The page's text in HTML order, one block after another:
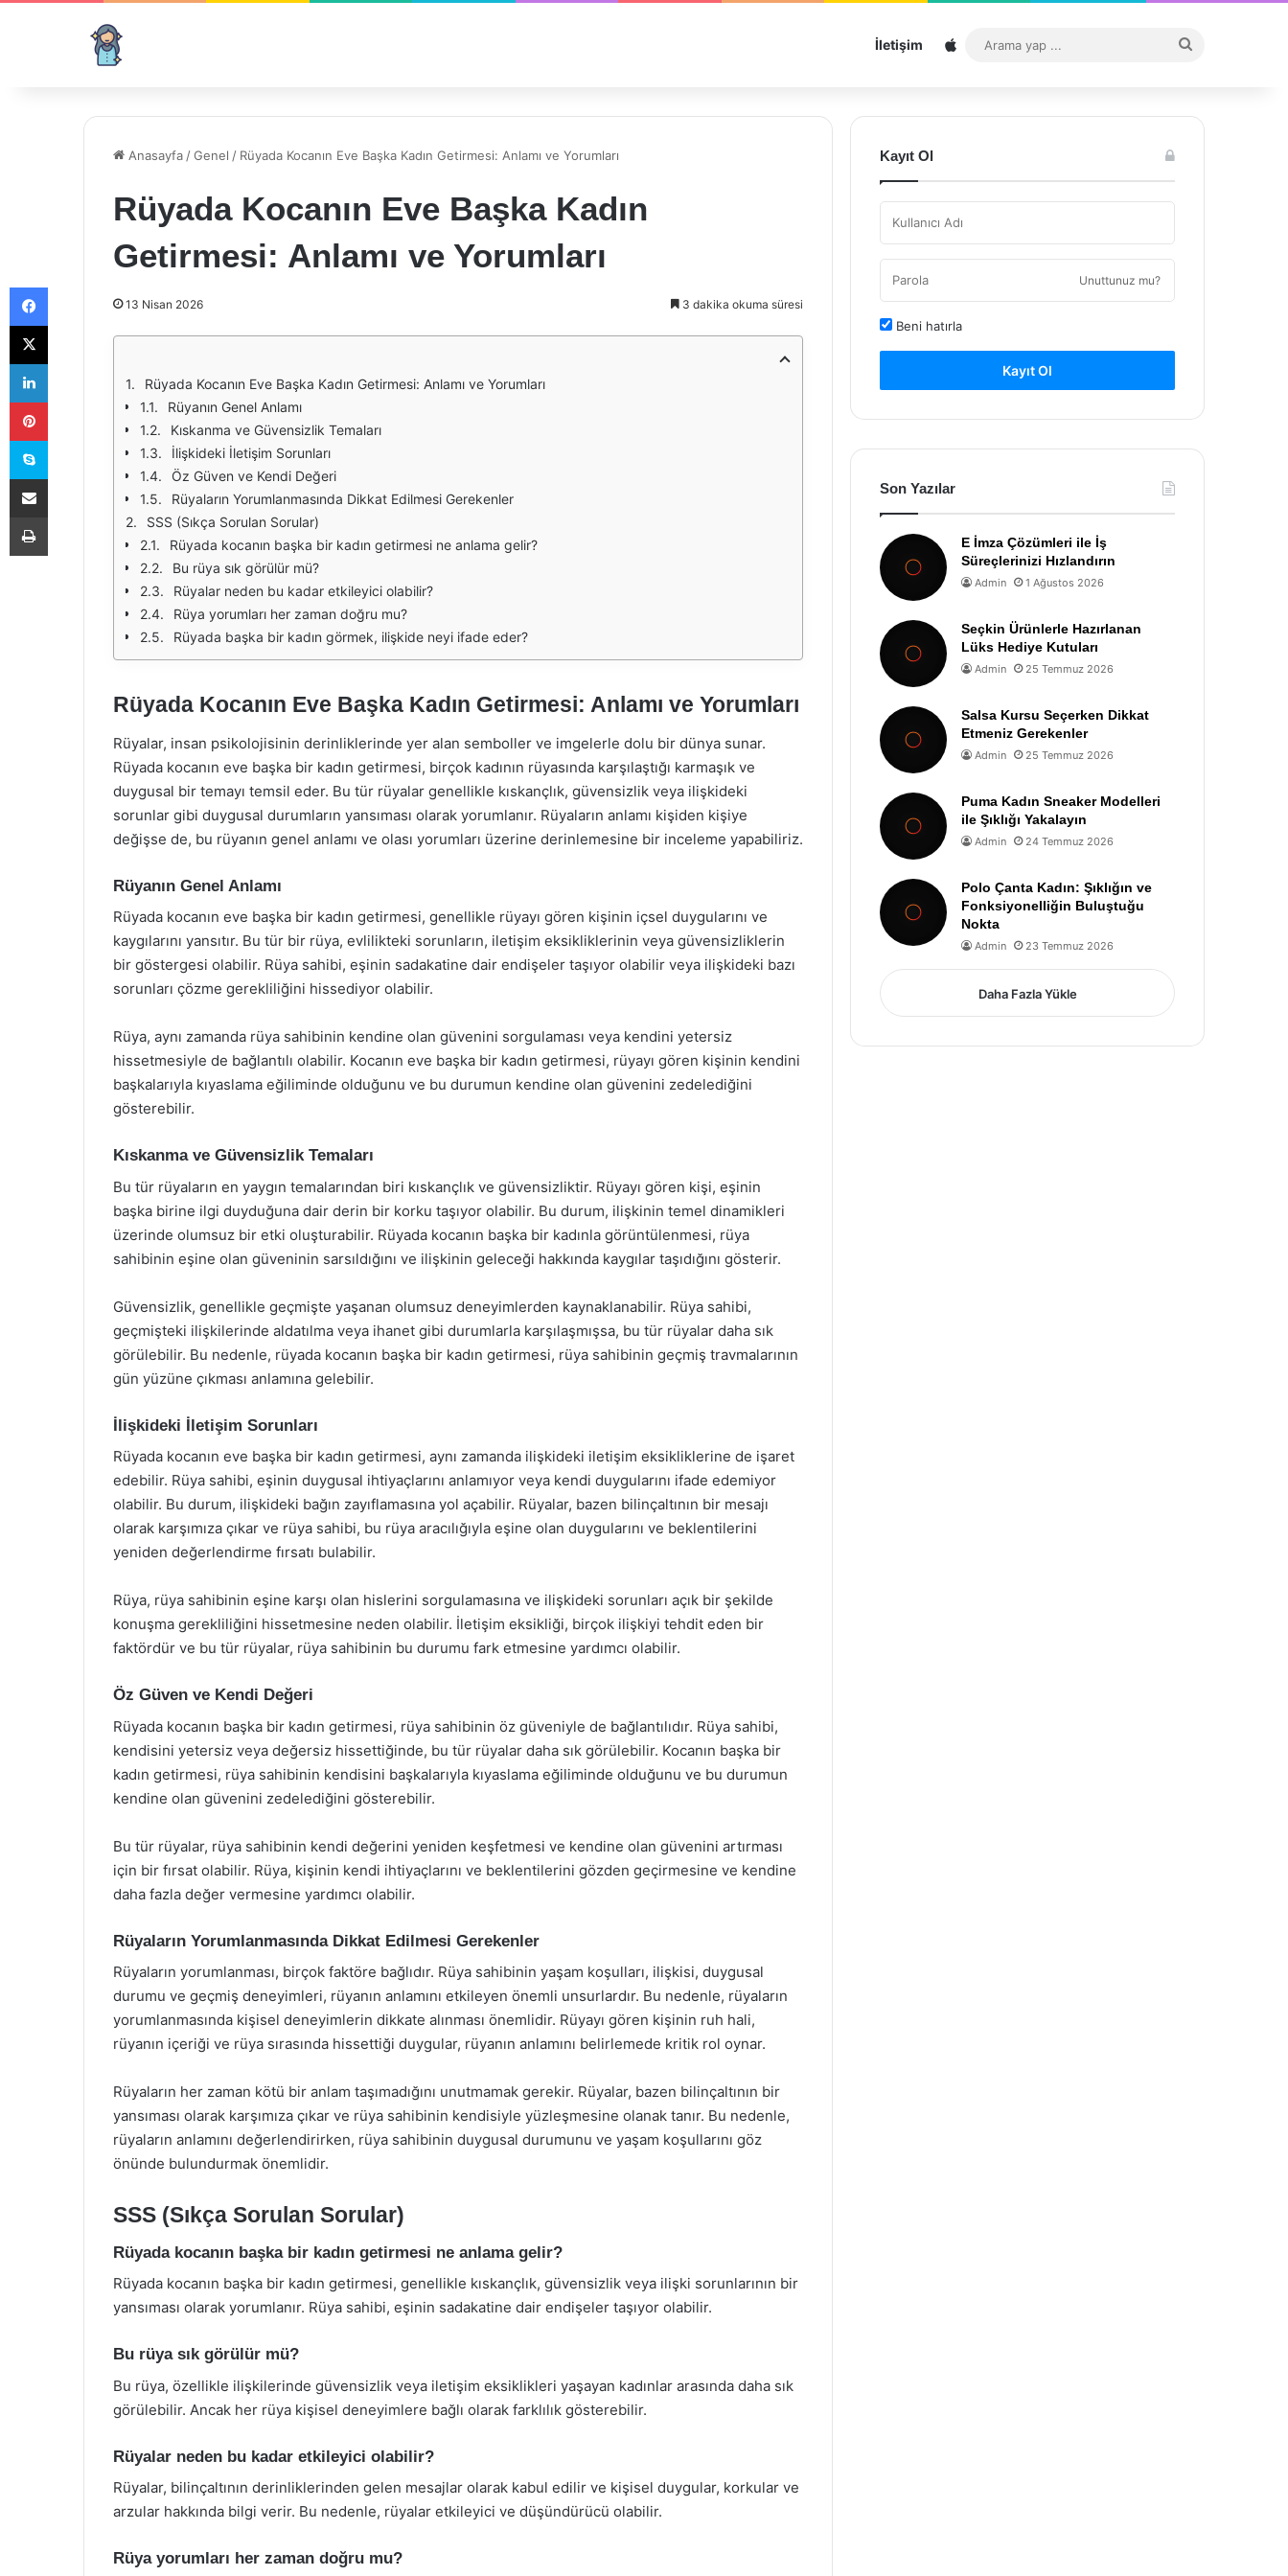
İletişim Sitemap
...
Anasayfa /Genel / Rüyada Kocanın Eve Başka Kadın Getirmesi: Anlamı ve Yorumları
Rüyada Kocanın Eve Başka Kadın
Getirmesi: Anlamı ve Yorumları
13 Nisan 2026 3 dakika okuma süresi
Rüyada Kocanın Eve Başka Kadın Getirmesi: Anlamı ve Yorumları
Rüyanın Genel Anlamı
Kıskanma ve Güvensizlik Temaları
İlişkideki İletişim Sorunları
Öz Güven ve Kendi Değeri
Rüyaların Yorumlanmasında Dikkat Edilmesi Gerekenler
SSS (Sıkça Sorulan Sorular)
Rüyada kocanın başka bir kadın getirmesi ne anlama gelir?
Bu rüya sık görülür mü?
Rüyalar neden bu kadar etkileyici olabilir?
Rüya yorumları her zaman doğru mu?
Rüyada başka bir kadın görmek, ilişkide neyi ifade eder?
Rüyada Kocanın Eve Başka Kadın Getirmesi: Anlamı ve Yorumları
Rüyalar, insan psikolojisinin derinliklerinde yer alan semboller ve imgelerle dolu bir dünya sunar.
Rüyada kocanın eve başka bir kadın getirmesi, birçok kadının rüyasında karşılaştığı karmaşık ve
duygusal bir temayı temsil eder. Bu tür rüyalar genellikle kıskançlık, güvensizlik veya ilişkideki
sorunlar gibi duygusal durumların yansıması olarak yorumlanır. Rüyaların anlamı kişiden kişiye
değişse de, bu rüyanın genel anlamı ve olası yorumları üzerine derinlemesine bir inceleme yapabiliriz.
Rüyanın Genel Anlamı
Rüyada kocanın eve başka bir kadın getirmesi, genellikle rüyayı gören kişinin içsel duygularını ve
kaygılarını yansıtır. Bu tür bir rüya, evlilikteki sorunların, iletişim eksikliklerinin veya güvensizliklerin
bir göstergesi olabilir. Rüya sahibi, eşinin sadakatine dair endişeler taşıyor olabilir veya ilişkideki bazı
sorunları çözme gerekliliğini hissediyor olabilir.
Rüya, aynı zamanda rüya sahibinin kendine olan güvenini sorgulaması veya kendini yetersiz
hissetmesiyle de bağlantılı olabilir. Kocanın eve başka bir kadın getirmesi, rüyayı gören kişinin kendini
başkalarıyla kıyaslama eğiliminde olduğunu ve bu durumun kendine olan güvenini zedelediğini
gösterebilir.
Kıskanma ve Güvensizlik Temaları
Bu tür rüyaların en yaygın temalarından biri kıskançlık ve güvensizliktir. Rüyayı gören kişi, eşinin
başka birine ilgi duyduğuna dair derin bir korku taşıyor olabilir. Bu durum, ilişkinin temel dinamikleri
üzerinde olumsuz bir etki oluşturabilir. Rüyada kocanın başka bir kadınla görüntülenmesi, rüya
sahibinin eşine olan güveninin sarsıldığını ve ilişkinin geleceği hakkında kaygılar taşıdığını gösterir.
Güvensizlik, genellikle geçmişte yaşanan olumsuz deneyimlerden kaynaklanabilir. Rüya sahibi,
geçmişteki ilişkilerinde aldatılma veya ihanet gibi durumlarla karşılaşmışsa, bu tür rüyalar daha sık
görülebilir. Bu nedenle, rüyada kocanın başka bir kadın getirmesi, rüya sahibinin geçmiş travmalarının
gün yüzüne çıkması anlamına gelebilir.
İlişkideki İletişim Sorunları
Rüyada kocanın eve başka bir kadın getirmesi, aynı zamanda ilişkideki iletişim eksikliklerine de işaret
edebilir. Rüya sahibi, eşinin duygusal ihtiyaçlarını anlamıyor veya kendi duygularını ifade edemiyor
olabilir. Bu durum, ilişkideki bağın zayıflamasına yol açabilir. Rüyalar, bazen bilinçaltının bir mesajı
olarak karşımıza çıkar ve rüya sahibi, bu rüya aracılığıyla eşine olan duygularını ve beklentilerini
yeniden değerlendirme fırsatı bulabilir.
Rüya, rüya sahibinin eşine karşı olan hislerini sorgulamasına ve ilişkideki sorunları açık bir şekilde
konuşma gerekliliğini hissetmesine neden olabilir. İletişim eksikliği, birçok ilişkiyi tehdit eden bir
faktördür ve bu tür rüyalar, rüya sahibinin bu durumu fark etmesine yardımcı olabilir.
Öz Güven ve Kendi Değeri
Rüyada kocanın başka bir kadın getirmesi, rüya sahibinin öz güveniyle de bağlantılıdır. Rüya sahibi,
kendisini yetersiz veya değersiz hissettiğinde, bu tür rüyalar daha sık görülebilir. Kocanın başka bir
kadın getirmesi, rüya sahibinin kendisini başkalarıyla kıyaslama eğiliminde olduğunu ve bu durumun
kendine olan güvenini zedelediğini gösterebilir.
Bu tür rüyalar, rüya sahibinin kendi değerini yeniden keşfetmesi ve kendine olan güvenini artırması
için bir fırsat olabilir. Rüya, kişinin kendi ihtiyaçlarını ve beklentilerini gözden geçirmesine ve kendine
daha fazla değer vermesine yardımcı olabilir.
Rüyaların Yorumlanmasında Dikkat Edilmesi Gerekenler
Rüyaların yorumlanması, birçok faktöre bağlıdır. Rüya sahibinin yaşam koşulları, ilişkisi, duygusal
durumu ve geçmiş deneyimleri, rüyanın anlamını etkileyen önemli unsurlardır. Bu nedenle, rüyaların
yorumlanmasında kişisel deneyimlerin dikkate alınması önemlidir. Rüyayı gören kişinin ruh hali,
rüyanın içeriği ve rüya sırasında hissettiği duygular, rüyanın anlamını belirlemede kritik rol oynar.
Rüyaların her zaman kötü bir anlam taşımadığını unutmamak gerekir. Rüyalar, bazen bilinçaltının bir
yansıması olarak karşımıza çıkar ve rüya sahibinin kendisiyle yüzleşmesine olanak tanır. Bu nedenle,
rüyaların anlamını değerlendirirken, rüya sahibinin duygusal durumunu ve yaşam koşullarını göz
önünde bulundurmak önemlidir.
SSS (Sıkça Sorulan Sorular)
Rüyada kocanın başka bir kadın getirmesi ne anlama gelir?
Rüyada kocanın başka bir kadın getirmesi, genellikle kıskançlık, güvensizlik veya ilişki sorunlarının bir
yansıması olarak yorumlanır. Rüya sahibi, eşinin sadakatine dair endişeler taşıyor olabilir.
Bu rüya sık görülür mü?
Bu rüya, özellikle ilişkilerinde güvensizlik veya iletişim eksiklikleri yaşayan kadınlar arasında daha sık
görülebilir. Ancak her rüya kişisel deneyimlere bağlı olarak farklılık gösterebilir.
Rüyalar neden bu kadar etkileyici olabilir?
Rüyalar, bilinçaltının derinliklerinden gelen mesajlar olarak kabul edilir ve kişisel duygular, korkular ve
arzular hakkında bilgi verir. Bu nedenle, rüyalar etkileyici ve düşündürücü olabilir.
Rüya yorumları her zaman doğru mu?
Kayıt Ol
Unuttunuz mu?
Beni hatırla
Kayıt Ol
Son Yazılar
E İmza Çözümleri ile İş
Süreçlerinizi Hızlandırın
Admin 1 Ağustos 2026
Seçkin Ürünlerle Hazırlanan
Lüks Hediye Kutuları
Admin 25 Temmuz 2026
Salsa Kursu Seçerken Dikkat
Etmeniz Gerekenler
Admin 25 Temmuz 2026
Puma Kadın Sneaker Modelleri
ile Şıklığı Yakalayın
Admin 24 Temmuz 2026
Polo Çanta Kadın: Şıklığın ve
Fonksiyonelliğin Buluştuğu
Nokta
Admin 23 Temmuz 2026
Daha Fazla Yükle
Facebook
X
LinkedIn
Pinterest
Skype
E-Posta ile paylaş